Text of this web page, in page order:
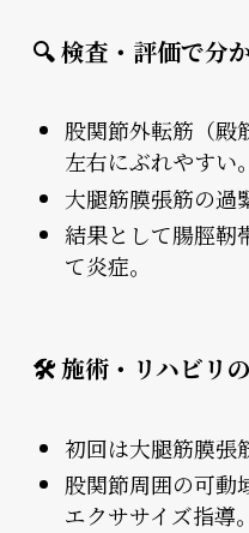
🔍 検査・評価で分
股関節外転筋（殿
左右にぶれやすい。
大腿筋膜張筋の過
結果として腸脛靭
て炎症。
🛠 施術・リハビリ
初回は大腿筋膜張
股関節周囲の可動
エクササイズ指導。